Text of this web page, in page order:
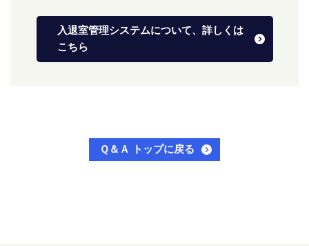
入退室管理システムについて、詳しくは
こちら
Ｑ＆Ａ トップに戻る